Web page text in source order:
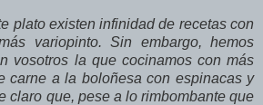
plato existen infinidad de recetas con
variopinto. Sin embargo, hemos
vosotros la que cocinamos con más
carne a la boloñesa con espinacas y
claro que, pese a lo rimbombante que